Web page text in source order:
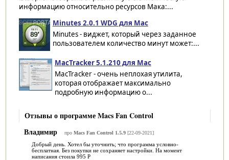
информацию относительно ресурсов Мака:...
Minutes 2.0.1 WDG для Mac
Minutes - виджет, который через заданное
пользователем количество минут может:...
MacTracker 5.1.210 для Mac
MacTracker - очень неплохая утилита,
которая отображает максимально
подробную информацию о...
Отзывы о программе Macs Fan Control
Владимир
про Macs Fan Control 1.5.9[22-09-2021]
Добрый день. Хотел бы уточнить; что программа условно-
бесплатная. Без покупки не сохраняет настройки. На момент
написания стоила 995 Р